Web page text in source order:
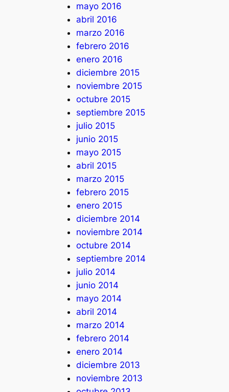
mayo 2016
abril 2016
marzo 2016
febrero 2016
enero 2016
diciembre 2015
noviembre 2015
octubre 2015
septiembre 2015
julio 2015
junio 2015
mayo 2015
abril 2015
marzo 2015
febrero 2015
enero 2015
diciembre 2014
noviembre 2014
octubre 2014
septiembre 2014
julio 2014
junio 2014
mayo 2014
abril 2014
marzo 2014
febrero 2014
enero 2014
diciembre 2013
noviembre 2013